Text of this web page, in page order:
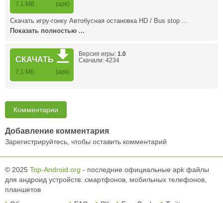
7.1 MB (apk)
Скачать игру-гонку Автобусная остановка HD / Bus stop …
Показать полностью ...
СКАЧАТЬ
7,1 MБ (apk)
Версия игры: 1.0
Скачали: 4234
Комментарии
Добавление комментария
Зарегистрируйтесь, чтобы оставить комментарий
© 2025 Top-Android.org - последние официальные apk файлы
для андроид устройств: смартфонов, мобильных телефонов,
планшетов